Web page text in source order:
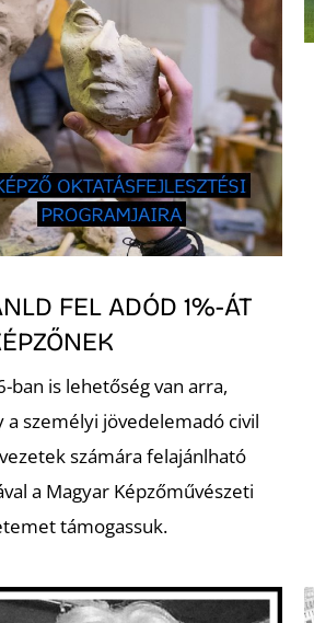
FEL ADÓD 1%-ÁT
ban is lehetőség van arra,
a személyi jövedelemadó civil
számára felajánlható
a Magyar Képzőművészeti
támogassuk.